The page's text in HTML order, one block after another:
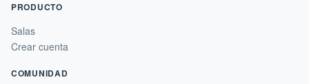
PRODUCTO
Salas
Crear cuenta
COMUNIDAD